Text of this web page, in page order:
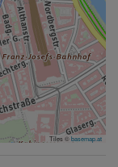
Tiles ©basemap.at